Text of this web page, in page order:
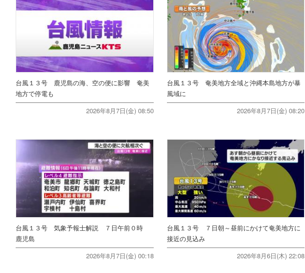
台風１３号 鹿児島の海、空の便に影響 奄美
地方で停電も
2026年8月7日(金) 08:50
台風１３号 奄美地方全域と沖縄本島地方が暴
風域に
2026年8月7日(金) 08:20
台風１３号 気象予報士解説 ７日午前０時
鹿児島
2026年8月7日(金) 00:18
台風１３号 ７日朝～昼前にかけて奄美地方に
接近の見込み
2026年8月6日(木) 22:08